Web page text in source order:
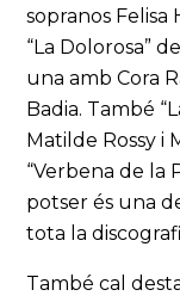
sopranos Felisa
“La Dolorosa”
una amb Cora
Badia. També
Matilde Rossy i
“Verbena de la
potser és una
tota la
També cal